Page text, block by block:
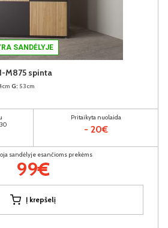
SANDĖLYJE
M875 spinta
G: 53cm
Pritaikyta nuolaida
- 20€
sandėlyje esančioms prekėms
99€
Į krepšelį